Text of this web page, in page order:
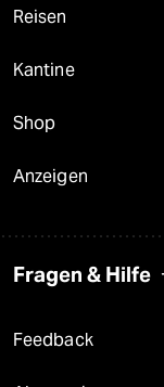
Reisen
Kantine
Shop
Anzeigen
Fragen & Hilfe
Feedback